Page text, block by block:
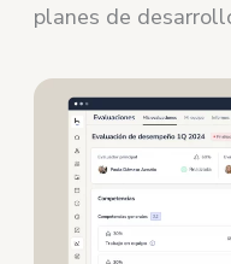
planes de